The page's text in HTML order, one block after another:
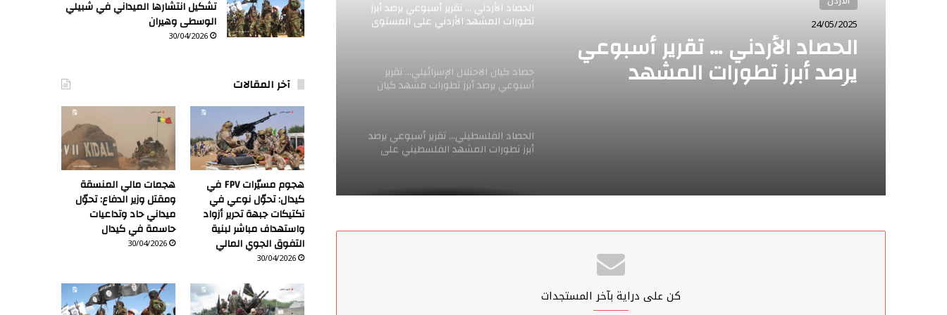
23/05/2025
حصاد كيان الاحتلال الإسرائيلي…
تقرير أسبوعي يرصد أبرز تطورات
مشهد كيان الاحتلال الإسرائيلي
حصاد كيان الاحتلال الإسرائيلي… تقرير
أسبوعي يرصد أبرز تطورات مشهد كيان
الاحتلال الإسرائيلي على المستوى المحلي
الحصاد الفلسطيني… تقرير أسبوعي يرصد
أبرز تطورات المشهد الفلسطيني على
المستوى المحلي والدولي من بوليتكال
كيف ساهم اللوبي السوري في تغيير
بوصلة ترامب تجاه دمشق؟
الحصاد الإيراني ….. تقرير يرصد أبرز تطورات
الدولي من بوليتكال كيز
كن على دراية بآخر المستجدات
تشكيل انتشارها الميداني في شبيلي
الوسطى وهيران
30/04/2026
آخر المقالات
هجوم مسيّرات FPV في
كيدال: تحوّل نوعي في
تكتيكات جبهة تحرير أزواد
واستهداف مباشر لبنية
التفوق الجوي المالي
30/04/2026
هجمات مالي المنسقة
ومقتل وزير الدفاع: تحوّل
ميداني حاد وتداعيات
حاسمة في كيدال
30/04/2026